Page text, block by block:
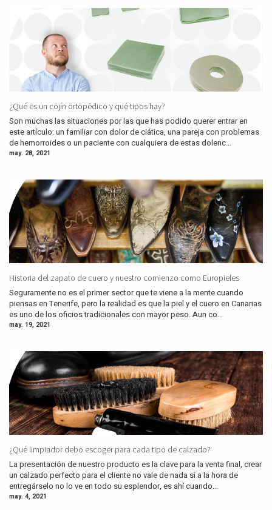
¿Qué es un cojín ortopédico y qué tipos hay?
Son muchas las situaciones por las que has podido querer entrar en
este artículo: un familiar con dolor de ciática, una pareja con problemas
de hemorroides o un paciente con cualquiera de estas dolenc...
may. 28, 2021
Historia del zapato de cuero y nuestro comienzo como Europieles
Seguramente no es el primer sector que te viene a la mente cuando
piensas en Tenerife, pero la realidad es que la piel y el cuero en Canarias
es uno de los oficios tradicionales con mayor peso. Aun co...
may. 19, 2021
¿Qué limpiador debo escoger para cada tipo de calzado?
La presentación de nuestro producto es la clave para la venta final, crear
un calzado perfecto para el cliente no vale de nada si a la hora de
entregárselo no lo ve en todo su esplendor, es ahí cuando...
may. 4, 2021